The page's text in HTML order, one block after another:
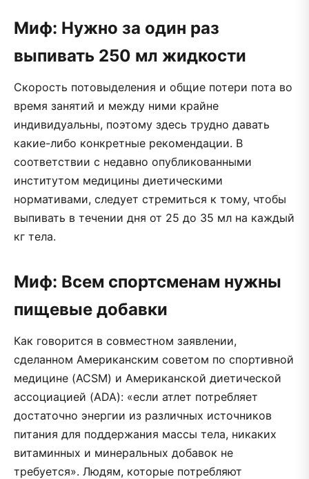
Миф: Нужно за один раз
выпивать 250 мл жидкости
Скорость потовыделения и общие потери пота во
время занятий и между ними крайне
индивидуальны, поэтому здесь трудно давать
какие-либо конкретные рекомендации. В
соответствии с недавно опубликованными
институтом медицины диетическими
нормативами, следует стремиться к тому, чтобы
выпивать в течении дня от 25 до 35 мл на каждый
кг тела.
Миф: Всем спортсменам нужны
пищевые добавки
Как говорится в совместном заявлении,
сделанном Американским советом по спортивной
медицине (ACSM) и Американской диетической
ассоциацией (ADA): «если атлет потребляет
достаточно энергии из различных источников
питания для поддержания массы тела, никаких
витаминных и минеральных добавок не
требуется». Людям, которые потребляют